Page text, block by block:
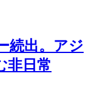
続出。アジ
非日常